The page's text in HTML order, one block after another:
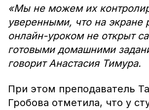
«Мы не можем их
уверенными, что на экране
онлайн-уроком не открыт
готовыми домашними
говорит Анастасия Тимура.
При этом преподаватель
Гробова отметила, что у